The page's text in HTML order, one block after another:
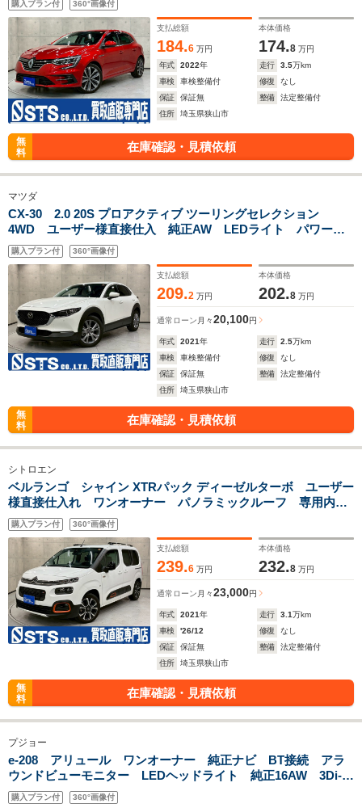
ダークルーズ ドラレコ カードキー 予備キー ETC
購入プラン付 360°画像付
支払総額
184.6 万円
本体価格
174.8 万円
年式
2022年 走行 3.5万km
車検
車検整備付 修復
なし
保証
保証無 整備
法定整備付
住所
埼玉県狭山市
無
料
在庫確認・見積依頼
マツダ
CX-30 2.0 20S プロアクティブ ツーリングセレクション
4WD ユーザー様直接仕入 純正AW LEDライト パワーバ
ックドア 純正ナビ フルセグTV アラウンドビュー パワー
シート シートヒーター HUD ドラレコ ステアスイッチ・
ヒーター スマートキー ETC
購入プラン付 360°画像付
支払総額
209.2 万円
本体価格
202.8 万円
通常ローン 月々20,100円
年式 2021年 走行 2.5万km
車検
車検整備付 修復
なし
保証
保証無 整備
法定整備付
住所
埼玉県狭山市
無
料
在庫確認・見積依頼
シトロエン
ベルランゴ シャイン XTRパック ディーゼルターボ ユーザー
様直接仕入れ ワンオーナー パノラミックルーフ 専用内外
装 純正ナビ バックモニター LEDライト フォグランプ
純正17インチAW 両側スライド レーダークルーズ ドラレ
コ 予備キー ETC
購入プラン付 360°画像付
支払総額
239.6 万円
本体価格
232.8 万円
通常ローン 月々23,000円
年式 2021年 走行 3.1万km
車検
'26/12 修復
なし
保証
保証無 整備
法定整備付
住所
埼玉県狭山市
無
料
在庫確認・見積依頼
プジョー
e-208 アリュール ワンオーナー 純正ナビ BT接続 アラ
ウンドビューモニター LEDヘッドライト 純正16AW 3Di-
cockpit ハーフレザーシート レーダークルーズ ドラレコ
購入プラン付 360°画像付